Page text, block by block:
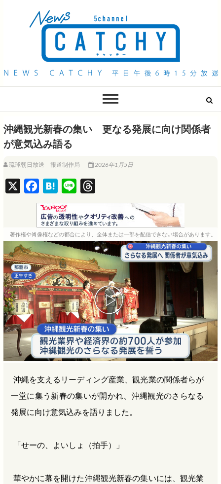
QAB NEWS Headline
沖縄観光新春の集い 更なる発展に向け関係者
が意気込み語る
琉球朝日放送 報道制作局 2026年1月5日
a
c
e
b
o
o
k
H
a
t
e
n
a
i
n
e
h
r
e
a
d
s
著作権や肖像権などの都合により、全体または一部を配信できない場合があります。
沖縄を支えるリーディング産業、観光業の関係者らが
一堂に集う新春の集いが開かれ、沖縄観光のさらなる
発展に向け意気込みを語りました。
「せーの、よいしょ（拍手）」
華やかに幕を開けた沖縄観光新春の集いには、観光業